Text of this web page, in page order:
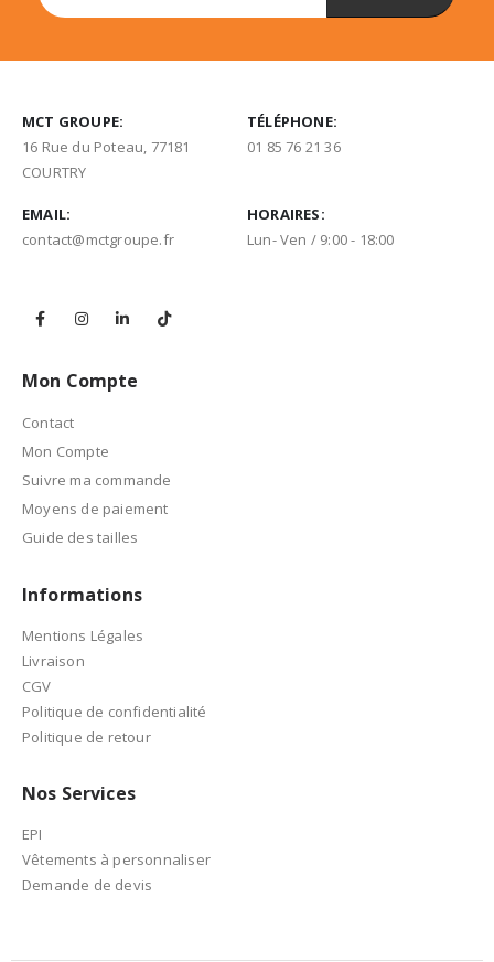
MCT GROUPE:
16 Rue du Poteau, 77181
COURTRY
TÉLÉPHONE:
01 85 76 21 36
EMAIL:
contact@mctgroupe.fr
HORAIRES:
Lun- Ven / 9:00 - 18:00
Mon Compte
Contact
Mon Compte
Suivre ma commande
Moyens de paiement
Guide des tailles
Informations
Mentions Légales
Livraison
CGV
Politique de confidentialité
Politique de retour
Nos Services
EPI
Vêtements à personnaliser
Demande de devis